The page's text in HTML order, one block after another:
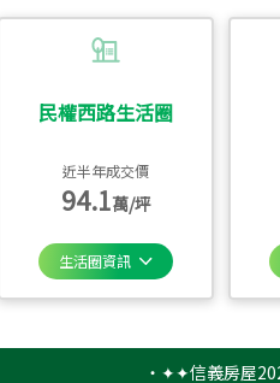
民權西路生活圈
近半年成交價
94.1萬/坪
生活圈資訊
✦✦信義房屋2026品